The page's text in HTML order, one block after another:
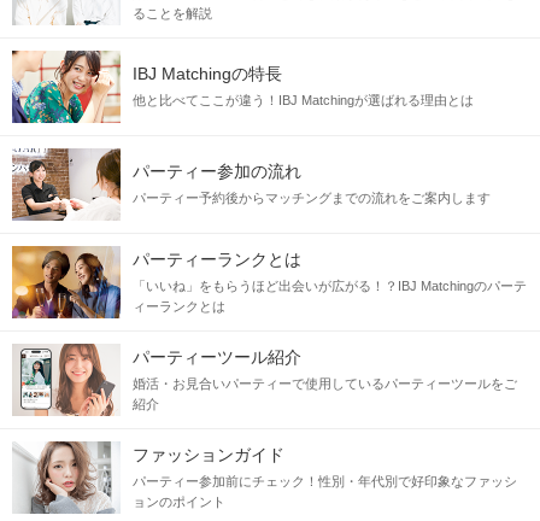
ることを解説
IBJ Matchingの特長
他と比べてここが違う！IBJ Matchingが選ばれる理由とは
パーティー参加の流れ
パーティー予約後からマッチングまでの流れをご案内します
パーティーランクとは
「いいね」をもらうほど出会いが広がる！？IBJ Matchingのパーテ
ィーランクとは
パーティーツール紹介
婚活・お見合いパーティーで使用しているパーティーツールをご
紹介
ファッションガイド
パーティー参加前にチェック！性別・年代別で好印象なファッシ
ョンのポイント